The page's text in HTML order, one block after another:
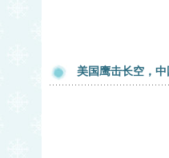
美国鹰击长空，